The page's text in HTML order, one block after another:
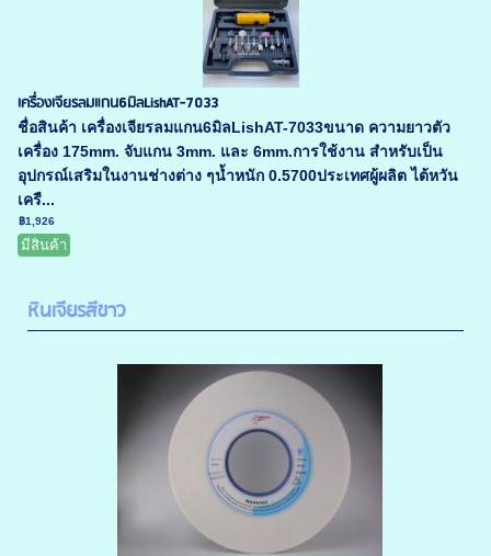
เครื่องเจียรลมแกน6มิลLishAT-7033
ชื่อสินค้า เครื่องเจียรลมแกน6มิลLishAT-7033ขนาด ความยาวตัว
เครื่อง 175mm. จับแกน 3mm. และ 6mm.การใช้งาน สำหรับเป็น
อุปกรณ์เสริมในงานช่างต่าง ๆน้ำหนัก 0.5700ประเทศผู้ผลิต ไต้หวัน
เครื...
฿1,926
มีสินค้า
หินเจียรสีขาว